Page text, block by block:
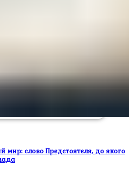
мир: слово Предстоятеля, до якого